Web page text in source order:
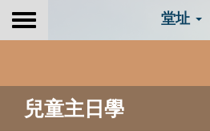
Toggle
堂址
兒童主日學